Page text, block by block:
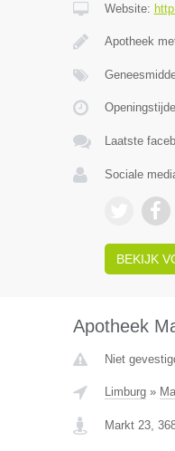
Website:
Apotheek
Laatste
Sociale
BEKIJK
Apotheek
Niet
Limburg»
Markt 23,